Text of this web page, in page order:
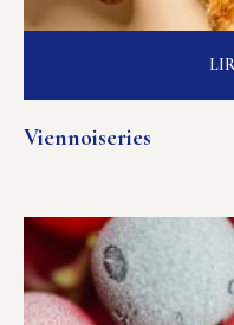
Viennoiseries